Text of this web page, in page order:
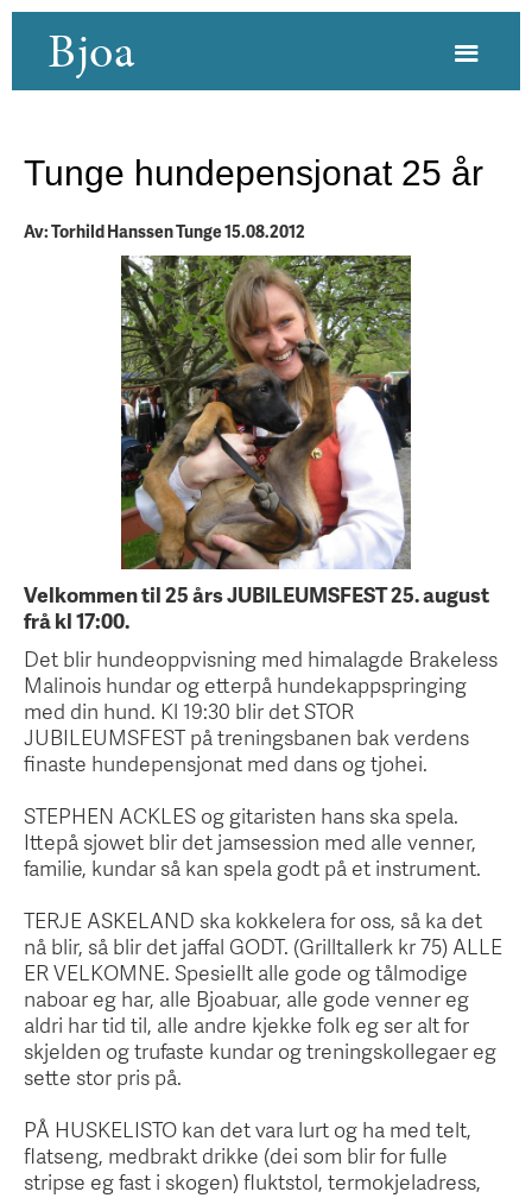
Bjoa
Tunge hundepensjonat 25 år
Av: Torhild Hanssen Tunge 15.08.2012
Velkommen til 25 års JUBILEUMSFEST 25. august
frå kl 17:00.
Det blir hundeoppvisning med himalagde Brakeless
Malinois hundar og etterpå hundekappspringing
med din hund. Kl 19:30 blir det STOR
JUBILEUMSFEST på treningsbanen bak verdens
finaste hundepensjonat med dans og tjohei.
STEPHEN ACKLES og gitaristen hans ska spela.
Ittepå sjowet blir det jamsession med alle venner,
familie, kundar så kan spela godt på et instrument.
TERJE ASKELAND ska kokkelera for oss, så ka det
nå blir, så blir det jaffal GODT. (Grilltallerk kr 75) ALLE
ER VELKOMNE. Spesiellt alle gode og tålmodige
naboar eg har, alle Bjoabuar, alle gode venner eg
aldri har tid til, alle andre kjekke folk eg ser alt for
skjelden og trufaste kundar og treningskollegaer eg
sette stor pris på.
PÅ HUSKELISTO kan det vara lurt og ha med telt,
flatseng, medbrakt drikke (dei som blir for fulle
stripse eg fast i skogen) fluktstol, termokjeladress,